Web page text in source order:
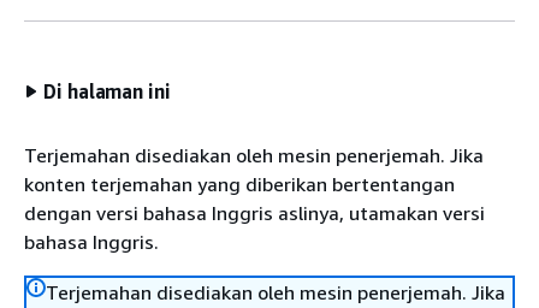
Di halaman ini
Terjemahan disediakan oleh mesin penerjemah. Jika
konten terjemahan yang diberikan bertentangan
dengan versi bahasa Inggris aslinya, utamakan versi
bahasa Inggris.
Terjemahan disediakan oleh mesin penerjemah. Jika